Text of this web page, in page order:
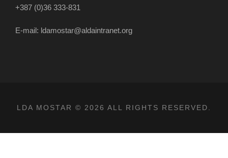
+387 (0)36 333-831
E-mail: ldamostar@aldaintranet.org
LDA MOSTAR © 2026 ALL RIGHTS RESERVED.